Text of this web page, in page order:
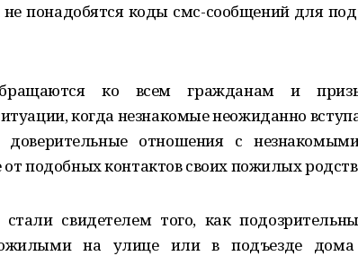
не понадобятся коды смс-сообщений для
ко всем гражданам и
когда незнакомые неожиданно
доверительные отношения с
от подобных контактов своих пожилых
свидетелем того, как
на улице или в подъезде